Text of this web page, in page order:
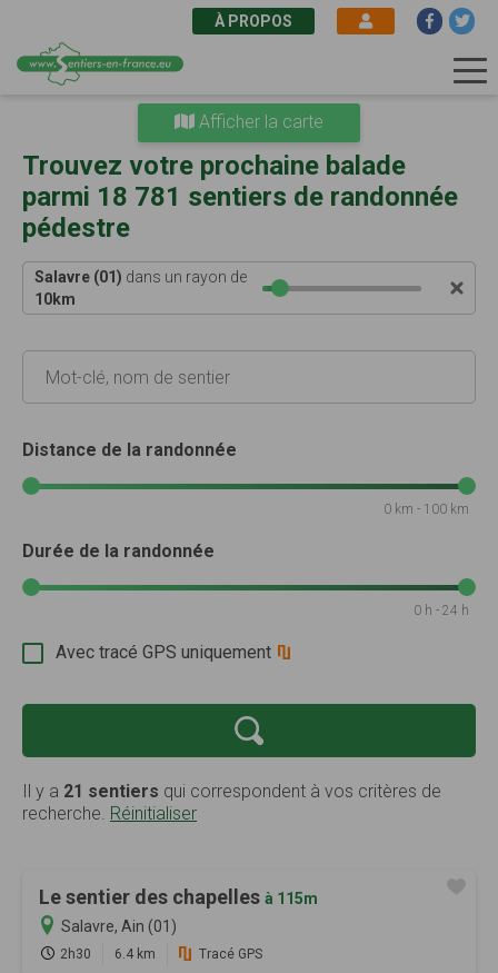
principal
À PROPOS
Trouvez votre prochaine balade
parmi 18 781 sentiers de randonnée
pédestre
Salavre (01) dans un rayon de
10km
Distance de la randonnée
0 km - 100 km
Durée de la randonnée
0 h - 24 h
Avec tracé GPS uniquement
Il y a 21 sentiers qui correspondent à vos critères de
recherche. Réinitialiser
Le sentier des chapelles à 115m
Salavre, Ain (01)
2h30 6.4 km Tracé GPS
Afficher la carte